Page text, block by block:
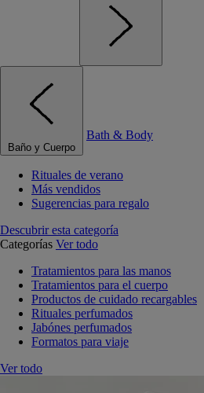
Baño y Cuerpo
Bath & Body
Rituales de verano
Más vendidos
Sugerencias para regalo
Descubrir esta categoría
Categorías Ver todo
Tratamientos para las manos
Tratamientos para el cuerpo
Productos de cuidado recargables
Rituales perfumados
Jabónes perfumados
Formatos para viaje
Ver todo